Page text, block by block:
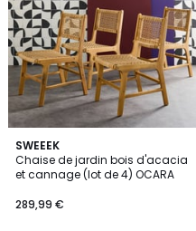
SWEEEK
Chaise de jardin bois d'acacia
et cannage (lot de 4) OCARA
289,99 €
1
/
5